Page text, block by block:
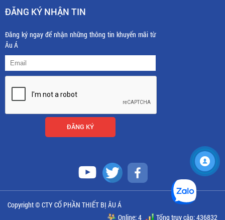
ĐĂNG KÝ NHẬN TIN
Đăng ký ngay để nhận những thông tin khuyến mãi từ
Âu Á
Copyright © CTY CỔ PHẦN THIẾT BỊ ÂU Á
Online: 4
Tổng truy cập: 436832